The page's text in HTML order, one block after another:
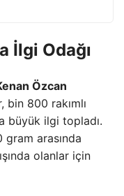
İlgi Odağı
Özcan
800 rakımlı
büyük ilgi topladı.
arasında
olanlar için